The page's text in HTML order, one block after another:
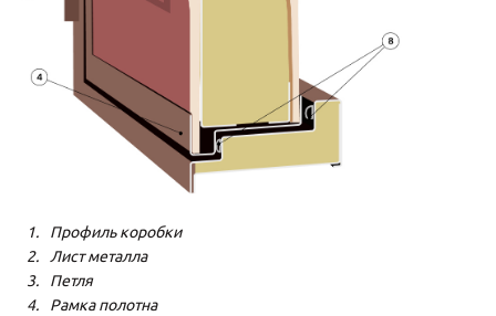
Профиль коробки
Лист металла
Петля
Рамка полотна